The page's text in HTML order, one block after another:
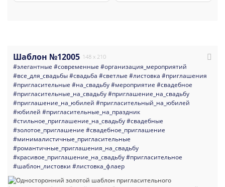
Шаблон №12005 148 x 210
#элегантные #современные #организация_мероприятий
#все_для_свадьбы#свадьба #светлые #листовка #приглашения
#пригласительные #на_свадьбу#мероприятие #свадебное
#пригласительные_на_свадьбу#приглашение_на_свадьбу
#приглашение_на_юбилей #пригласительный_на_юбилей
#юбилей #пригласительные_на_праздник
#стильное_приглашение_на_свадьбу#свадебные
#золотое_приглашение #свадебное_приглашение
#минималистичные_пригласительные
#романтичные_приглашения_на_свадьбу
#красивое_приглашение_на_свадьбу#пригласительное
#шаблон_листовки #листовка_флаер